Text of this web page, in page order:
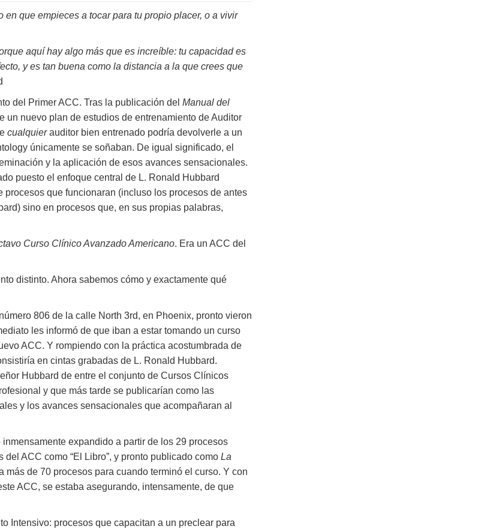
que empieces a tocar para tu propio placer, o a vivir
aquí hay algo más que es increíble: tu capacidad es
y es tan buena como la distancia a la que crees que
del Primer ACC. Tras la publicación del Manual del
nuevo plan de estudios de entrenamiento de Auditor
cualquierauditor bien entrenado podría devolverle a un
únicamente se soñaban. De igual significado, el
y la aplicación de esos avances sensacionales.
puesto el enfoque central de L. Ronald Hubbard
que funcionaran (incluso los procesos de antes
sino en procesos que, en sus propias palabras,
Curso Clínico Avanzado Americano. Era un ACC del
distinto. Ahora sabemos cómo y exactamente qué
806 de la calle North 3rd, en Phoenix, pronto vieron
les informó de que iban a estar tomando un curso
ACC. Y rompiendo con la práctica acostumbrada de
en cintas grabadas de L. Ronald Hubbard.
Hubbard de entre el conjunto de Cursos Clínicos
y que más tarde se publicarían como las
y los avances sensacionales que acompañaran al
inmensamente expandido a partir de los 29 procesos
ACC como “El Libro”, y pronto publicado como La
más de 70 procesos para cuando terminó el curso. Y con
ACC, se estaba asegurando, intensamente, de que
Intensivo: procesos que capacitan a un preclear para